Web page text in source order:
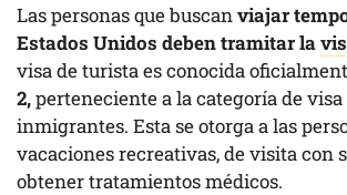
Las personas que buscan viajar
Estados Unidos deben tramitar la
visa de turista es conocida
2,perteneciente a la categoría de visa
inmigrantes. Esta se otorga a las
vacaciones recreativas, de visita con
obtener tratamientos médicos.